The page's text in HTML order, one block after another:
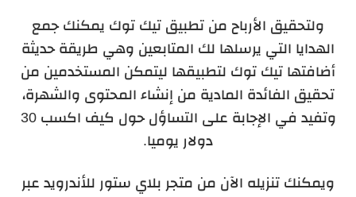
ولتحقيق الأرباح من تطبيق تيك توك يمكنك جمع
الهدايا التي يرسلها لك المتابعين وهي طريقة حديثة
أضافتها تيك توك لتطبيقها ليتمكن المستخدمين من
تحقيق الفائدة المادية من إنشاء المحتوى والشهرة،
وتفيد في الإجابة على التساؤل حول كيف اكسب 30
دولار يوميا.
ويمكنك تنزيله الآن من متجر بلاي ستور للأندرويد عبر